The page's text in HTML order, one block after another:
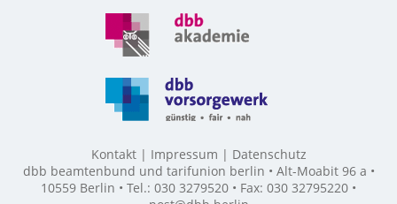
Kontakt Impressum
Datenschutz
dbb beamtenbund und tarifunion berlin • Alt-Moabit 96 a •
10559 Berlin • Tel.: 030 3279520 • Fax: 030 32795220 •